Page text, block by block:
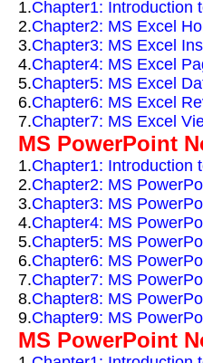
1.Chapter1: Introduction
2.Chapter2: MS Excel
3.Chapter3: MS Excel
4.Chapter4: MS Excel
5.Chapter5: MS Excel
6.Chapter6: MS Excel
7.Chapter7: MS Excel
MS PowerPoint
1.Chapter1: Introduction
2.Chapter2: MS
3.Chapter3: MS
4.Chapter4: MS
5.Chapter5: MS
6.Chapter6: MS
7.Chapter7: MS
8.Chapter8: MS
9.Chapter9: MS
MS PowerPoint